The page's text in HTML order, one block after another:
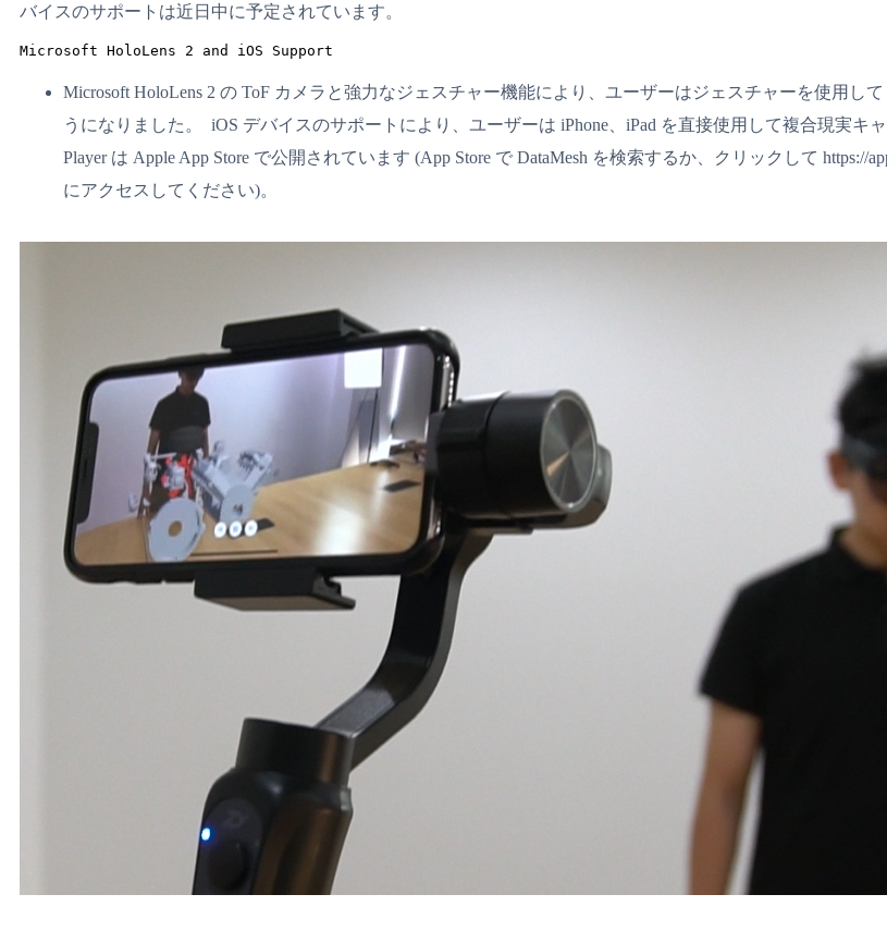
バイスのサポートは近日中に予定されています。
Microsoft HoloLens 2 and iOS Support
Microsoft HoloLens 2 の ToF カメラと強力なジェスチャー機能により、ユーザーはジェスチャーを使用し
うになりました。 iOS デバイスのサポートにより、ユーザーは iPhone、iPad を直接使用して複合現実キ
Player は Apple App Store で公開されています (App Store で DataMesh を検索するか、クリックして https://
にアクセスしてください)。